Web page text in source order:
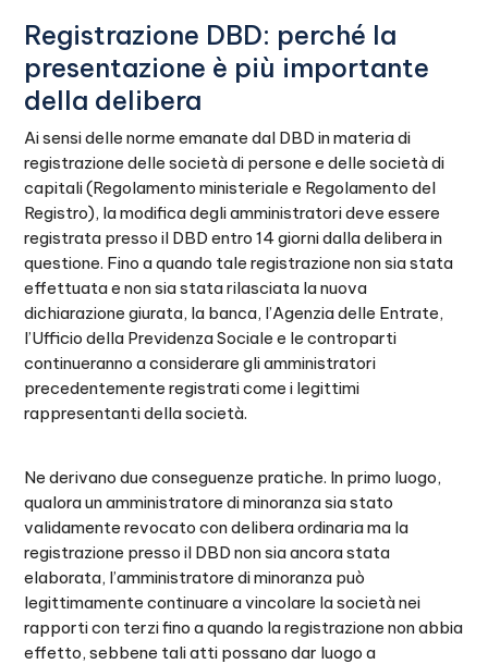
Registrazione DBD: perché la
presentazione è più importante
della delibera
Ai sensi delle norme emanate dal DBD in materia di
registrazione delle società di persone e delle società di
capitali (Regolamento ministeriale e Regolamento del
Registro), la modifica degli amministratori deve essere
registrata presso il DBD entro 14 giorni dalla delibera in
questione. Fino a quando tale registrazione non sia stata
effettuata e non sia stata rilasciata la nuova
dichiarazione giurata, la banca, l’Agenzia delle Entrate,
l’Ufficio della Previdenza Sociale e le controparti
continueranno a considerare gli amministratori
precedentemente registrati come i legittimi
rappresentanti della società.
Ne derivano due conseguenze pratiche. In primo luogo,
qualora un amministratore di minoranza sia stato
validamente revocato con delibera ordinaria ma la
registrazione presso il DBD non sia ancora stata
elaborata, l’amministratore di minoranza può
legittimamente continuare a vincolare la società nei
rapporti con terzi fino a quando la registrazione non abbia
effetto, sebbene tali atti possano dar luogo a